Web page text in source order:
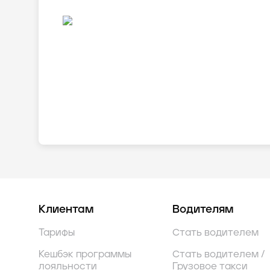
Клиентам
Тарифы
Кешбэк программы
лояльности
Водителям
Стать водителем
Стать водителем /
Грузовое такси